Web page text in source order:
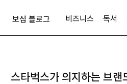
보심 블로그 비즈니스 독서
스타벅스가 의지하는 브